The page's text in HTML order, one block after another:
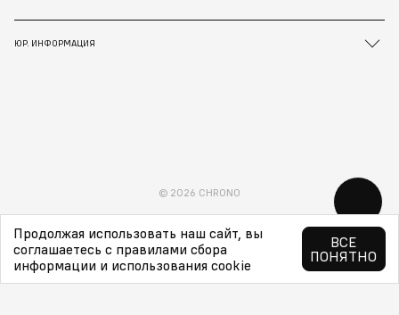
ЮР. ИНФОРМАЦИЯ
© 2026 CHRONO
Продолжая использовать наш сайт, вы
соглашаетесь с правилами сбора
информации и использования cookie
ВСЕ
ПОНЯТНО